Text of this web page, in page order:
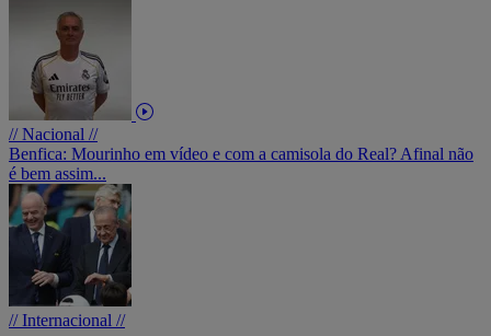
// Nacional //
Benfica: Mourinho em vídeo e com a camisola do Real? Afinal não
é bem assim...
// Internacional //